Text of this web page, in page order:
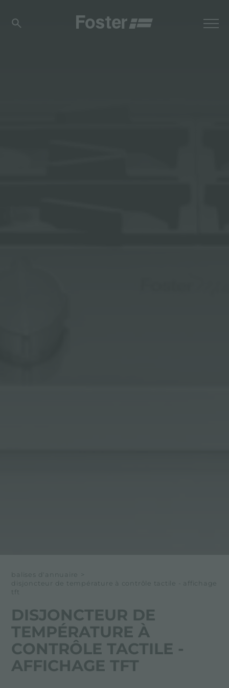
balises d'annuaire
>
disjoncteur de température à contrôle tactile - affichage
tft
DISJONCTEUR DE
TEMPÉRATURE À
CONTRÔLE TACTILE -
AFFICHAGE TFT